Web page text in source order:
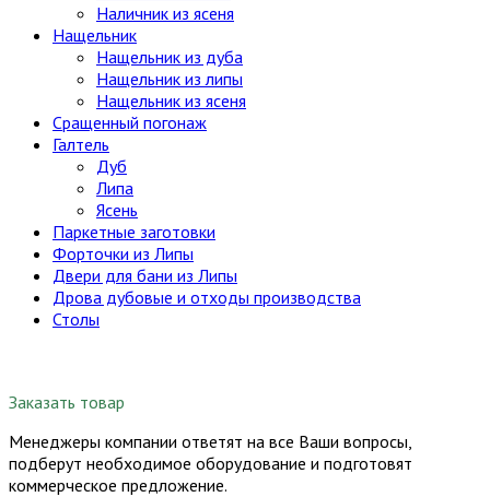
Наличник из ясеня
Нащельник
Нащельник из дуба
Нащельник из липы
Нащельник из ясеня
Сращенный погонаж
Галтель
Дуб
Липа
Ясень
Паркетные заготовки
Форточки из Липы
Двери для бани из Липы
Дрова дубовые и отходы производства
Столы
Заказать товар
Менеджеры компании ответят на все Ваши вопросы,
подберут необходимое оборудование и подготовят
коммерческое предложение.